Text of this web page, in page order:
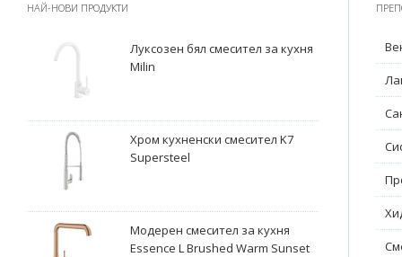
НАЙ-НОВИ ПРОДУКТИ
Луксозен бял смесител за кухня
Milin
Хром кухненски смесител K7
Supersteel
Модерен смесител за кухня
Essence L Brushed Warm Sunset